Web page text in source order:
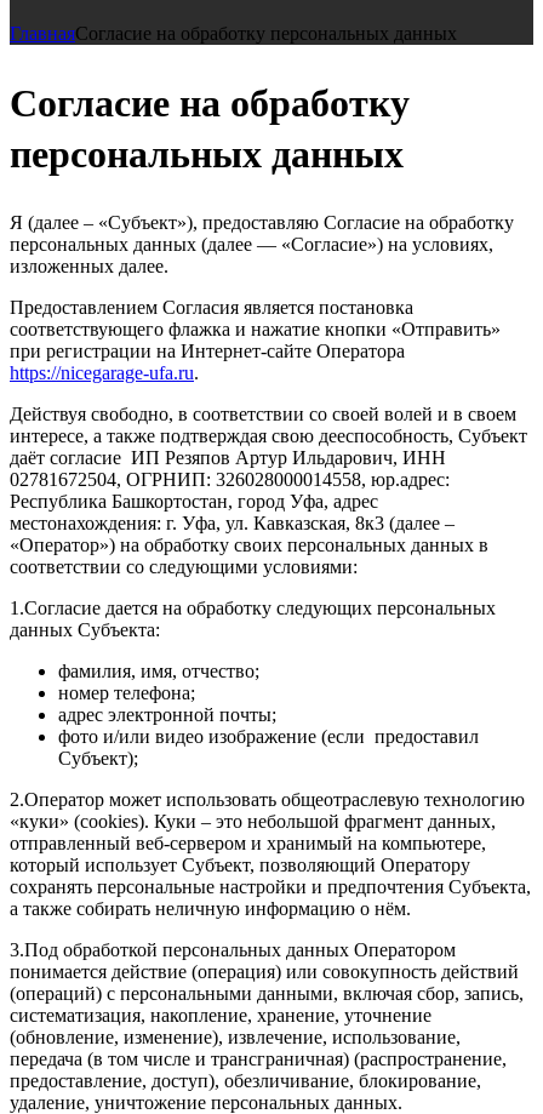
ГлавнаяСогласие на обработку персональных данных
Согласие на обработку
персональных данных
Я (далее – «Субъект»), предоставляю Согласие на обработку
персональных данных (далее — «Согласие») на условиях,
изложенных далее.
Предоставлением Согласия является постановка
соответствующего флажка и нажатие кнопки «Отправить»
при регистрации на Интернет-сайте Оператора
https://nicegarage-ufa.ru.
Действуя свободно, в соответствии со своей волей и в своем
интересе, а также подтверждая свою дееспособность, Субъект
даёт согласие ИП Резяпов Артур Ильдарович, ИНН
02781672504, ОГРНИП: 326028000014558, юр.адрес:
Республика Башкортостан, город Уфа, адрес
местонахождения: г. Уфа, ул. Кавказская, 8к3 (далее –
«Оператор») на обработку своих персональных данных в
соответствии со следующими условиями:
1.Согласие дается на обработку следующих персональных
данных Субъекта:
фамилия, имя, отчество;
номер телефона;
адрес электронной почты;
фото и/или видео изображение (если предоставил
Субъект);
2.Оператор может использовать общеотраслевую технологию
«куки» (cookies). Куки – это небольшой фрагмент данных,
отправленный веб-сервером и хранимый на компьютере,
который использует Субъект, позволяющий Оператору
сохранять персональные настройки и предпочтения Субъекта,
а также собирать неличную информацию о нём.
3.Под обработкой персональных данных Оператором
понимается действие (операция) или совокупность действий
(операций) с персональными данными, включая сбор, запись,
систематизация, накопление, хранение, уточнение
(обновление, изменение), извлечение, использование,
передача (в том числе и трансграничная) (распространение,
предоставление, доступ), обезличивание, блокирование,
удаление, уничтожение персональных данных.